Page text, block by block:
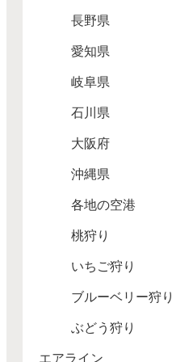
長野県
愛知県
岐阜県
石川県
大阪府
沖縄県
各地の空港
桃狩り
いちご狩り
ブルーベリー狩り
ぶどう狩り
エアライン